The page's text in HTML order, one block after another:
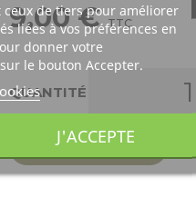
9,00 €TTC
QUANTITÉ
Ajouter au panier
ceux de tiers pour améliorer
liées à vos préférences en
donner votre
le bouton Accepter.
J'ACCEPTE